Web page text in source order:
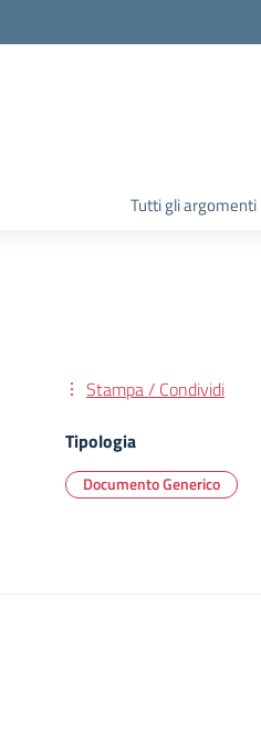
Tutti gli argomenti
Stampa / Condividi
Tipologia
Documento Generico